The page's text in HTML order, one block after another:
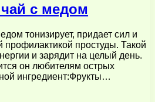
с медом
тонизирует, придает сил и
профилактикой простуды. Такой
и зарядит на целый день.
он любителям острых
ингредиент:Фрукты…